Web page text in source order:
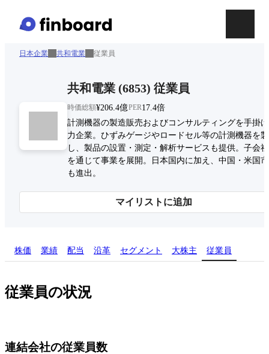
日本企業 共和電業 従業員
共和電業 (6853) 従業員
時価総額¥206.4億PER17.4倍
計測機器の製造販売およびコンサルティングを手掛
力企業。ひずみゲージやロードセル等の計測機器を
し、製品の設置・測定・解析サービスも提供。子会
を通じて事業を展開。日本国内に加え、中国・米国
も進出。
マイリストに追加
株価 業績 配当 沿革 セグメント 大株主 従業員
従業員の状況
連結会社の従業員数